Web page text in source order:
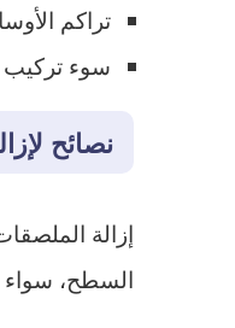
تراكم
سوء تركيب
نصائح
إزالة
السطح، سواء